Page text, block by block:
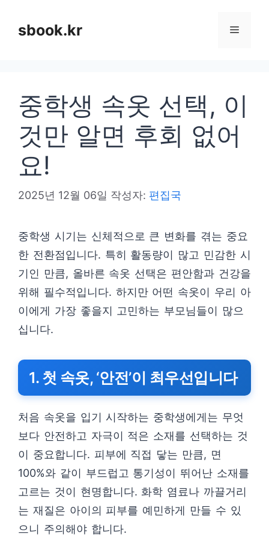
sbook.kr 메
중학생 속옷 선택, 이
것만 알면 후회 없어
요!
2025년 12월 06일 작성자: 편집국
중학생 시기는 신체적으로 큰 변화를 겪는 중요
한 전환점입니다. 특히 활동량이 많고 민감한 시
기인 만큼, 올바른 속옷 선택은 편안함과 건강을
위해 필수적입니다. 하지만 어떤 속옷이 우리 아
이에게 가장 좋을지 고민하는 부모님들이 많으
십니다.
1. 첫 속옷, ‘안전’이 최우선입니다
처음 속옷을 입기 시작하는 중학생에게는 무엇
보다 안전하고 자극이 적은 소재를 선택하는 것
이 중요합니다. 피부에 직접 닿는 만큼, 면
100%와 같이 부드럽고 통기성이 뛰어난 소재를
고르는 것이 현명합니다. 화학 염료나 까끌거리
는 재질은 아이의 피부를 예민하게 만들 수 있
으니 주의해야 합니다.